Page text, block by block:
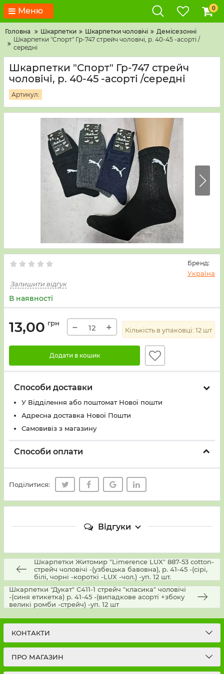
Меню 0
Головна Шкарпетки Шкарпетки чоловічі
Демісезонні
Шкарпетки "Спорт" Гр-747 стрейч чоловічі, р. 40-45 -асорті /
середні
Шкарпетки "Спорт" Гр-747 стрейч
чоловічі, р. 40-45 -асорті /середні
Артикул:
Бренд:
Україна
Залишити відгук
В наявності
13,00 грн − + Кількість в упаковці: 12 шт
Додати в кошик
Способи доставки
У Вiддiлення або поштомат Нової пошти
Адресна доставка Нової Пошти
Самовивіз з магазину
Способи оплати
Поділитися:
Відгуки
Шкарпетки Житомир "Limerence LUX" 887-53 cotton-
стрейч чоловічі -(узбецька бавовна), р. 41-45 -(сірі,
білі, чорні -короткі -LUX -чол.) -уп. 12 шт.
Шкарпетки "Дукат" С411-1 стрейч "класика" чоловічі
-(синя етикетка) р. 41-45 -(випадкове асорті +збоку
великі ромби -стрейч) -уп. 12 шт
КОНТАКТИ
ПРО МАГАЗИН